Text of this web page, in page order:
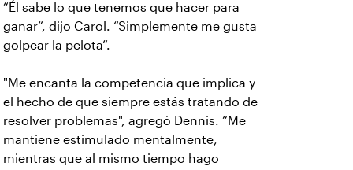
“Él sabe lo que tenemos que hacer para
ganar”, dijo Carol. “Simplemente me gusta
golpear la pelota”.
"Me encanta la competencia que implica y
el hecho de que siempre estás tratando de
resolver problemas", agregó Dennis. “Me
mantiene estimulado mentalmente,
mientras que al mismo tiempo hago